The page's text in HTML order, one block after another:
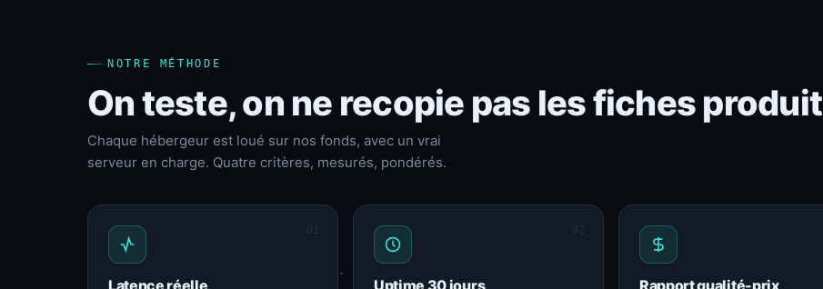
NOTRE MÉTHODE
On teste, on ne recopie pas les fiches produit
Chaque hébergeur est loué sur nos fonds, avec un vrai
serveur en charge. Quatre critères, mesurés, pondérés.
01
Latence réelle
02
Uptime 30 jours Rapport qualité-prix